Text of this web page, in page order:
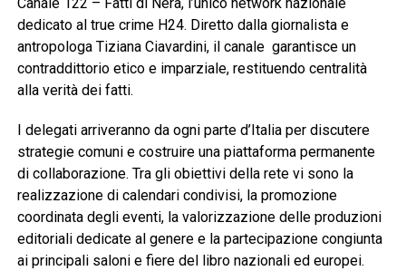
Canale 122 – Fatti di Nera, l’unico network nazionale
dedicato al true crime H24. Diretto dalla giornalista e
antropologa Tiziana Ciavardini, il canale garantisce un
contraddittorio etico e imparziale, restituendo centralità
alla verità dei fatti.
I delegati arriveranno da ogni parte d’Italia per discutere
strategie comuni e costruire una piattaforma permanente
di collaborazione. Tra gli obiettivi della rete vi sono la
realizzazione di calendari condivisi, la promozione
coordinata degli eventi, la valorizzazione delle produzioni
editoriali dedicate al genere e la partecipazione congiunta
ai principali saloni e fiere del libro nazionali ed europei.